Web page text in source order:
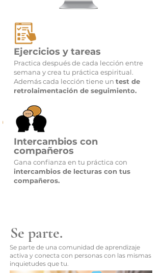
Ejercicios y tareas
Practica después de cada lección entre
semana y crea tu práctica espiritual.
Además cada lección tiene un test de
retrolaimentación de seguimiento.
Intercambios con
compañeros
Gana confianza en tu práctica con
intercambios de lecturas con tus
compañeros.
Se parte.
Se parte de una comunidad de aprendizaje
activa y conecta con personas con las mismas
inquietudes que tu.